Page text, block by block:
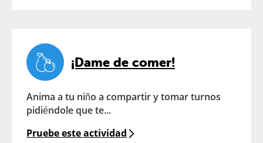
¡Dame de comer!
Anima a tu niño a compartir y tomar turnos
pidiéndole que te...
Pruebe este actividad